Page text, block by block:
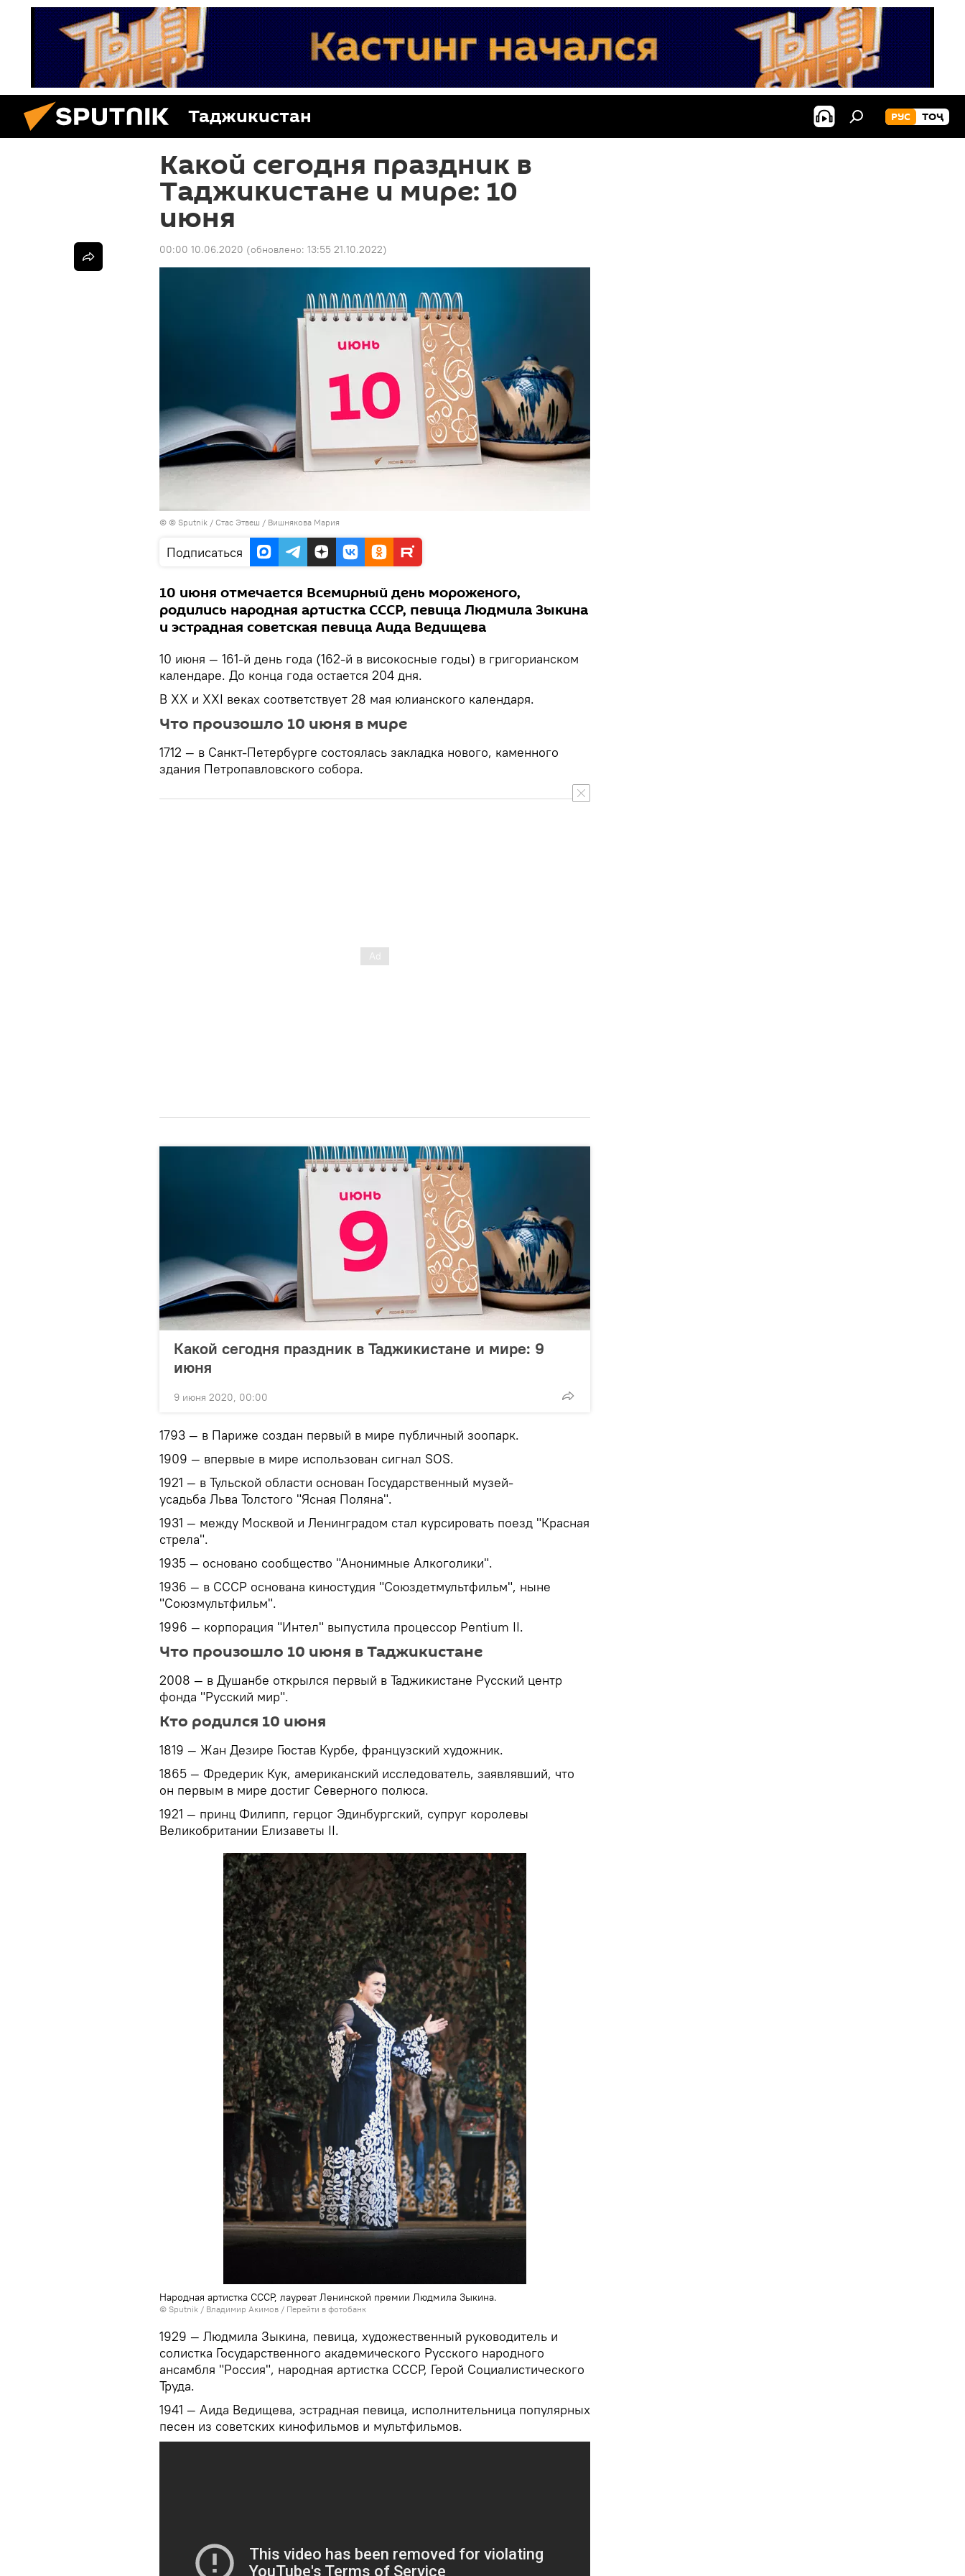
Таджикистан РУС ТОҶ
Какой сегодня праздник в
Таджикистане и мире: 10
июня
00:00 10.06.2020 (обновлено: 13:55 21.10.2022)
© © Sputnik / Стас Этвеш / Вишнякова Мария
Подписаться
10 июня отмечается Всемирный день мороженого,
родились народная артистка СССР, певица Людмила Зыкина
и эстрадная советская певица Аида Ведищева
10 июня — 161-й день года (162-й в високосные годы) в григорианском
календаре. До конца года остается 204 дня.
В XX и XXI веках соответствует 28 мая юлианского календаря.
Что произошло 10 июня в мире
1712 — в Санкт-Петербурге состоялась закладка нового, каменного
здания Петропавловского собора.
Какой сегодня праздник в Таджикистане и мире: 9
июня
9 июня 2020, 00:00
1793 — в Париже создан первый в мире публичный зоопарк.
1909 — впервые в мире использован сигнал SOS.
1921 — в Тульской области основан Государственный музей-
усадьба Льва Толстого "Ясная Поляна".
1931 — между Москвой и Ленинградом стал курсировать поезд "Красная
стрела".
1935 — основано сообщество "Анонимные Алкоголики".
1936 — в СССР основана киностудия "Союздетмультфильм", ныне
"Союзмультфильм".
1996 — корпорация "Интел" выпустила процессор Pentium II.
Что произошло 10 июня в Таджикистане
2008 — в Душанбе открылся первый в Таджикистане Русский центр
фонда "Русский мир".
Кто родился 10 июня
1819 — Жан Дезире Гюстав Курбе, французский художник.
1865 — Фредерик Кук, американский исследователь, заявлявший, что
он первым в мире достиг Северного полюса.
1921 — принц Филипп, герцог Эдинбургский, супруг королевы
Великобритании Елизаветы II.
Народная артистка СССР, лауреат Ленинской премии Людмила Зыкина.
© Sputnik / Владимир Акимов / Перейти в фотобанк
1929 — Людмила Зыкина, певица, художественный руководитель и
солистка Государственного академического Русского народного
ансамбля "Россия", народная артистка СССР, Герой Социалистического
Труда.
1941 — Аида Ведищева, эстрадная певица, исполнительница популярных
песен из советских кинофильмов и мультфильмов.